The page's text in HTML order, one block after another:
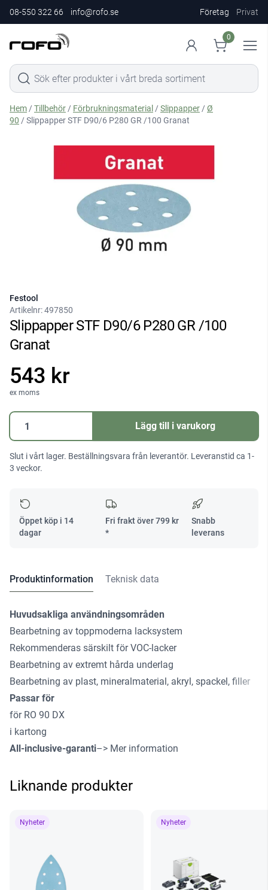
08-550 322 66 info@rofo.se Företag Privat
0
Hem /Tillbehör / Förbrukningsmaterial /Slippapper /Ø
90 / Slippapper STF D90/6 P280 GR /100 Granat
Festool
Artikelnr:497850
Slippapper STF D90/6 P280 GR /100
Granat
543 kr
ex moms
Slippapper
P280
Granat
mängd
Lägg till i varukorg
Slut i vårt lager. Beställningsvara från leverantör. Leveranstid ca 1-
3 veckor.
Öppet köp i 14
dagar
Fri frakt över799 kr
*
Snabb
leverans
Produktinformation Teknisk data
Huvudsakliga användningsområden
Bearbetning av toppmoderna lacksystem
Rekommenderas särskilt för VOC-lacker
Bearbetning av extremt hårda underlag
Bearbetning av plast, mineralmaterial, akryl, spackel, filler
Passar för
för RO 90 DX
i kartong
All-inclusive-garanti–> Mer information
Liknande produkter
Nyheter Nyheter